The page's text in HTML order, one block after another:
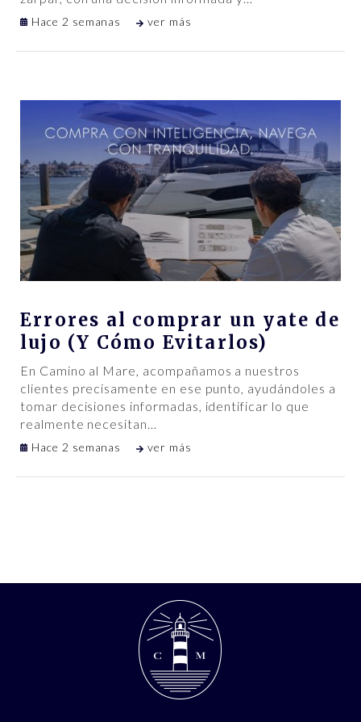
Hace 2 semanas ver más
Errores al comprar un yate de
lujo (Y Cómo Evitarlos)
En Camino al Mare, acompañamos a nuestros
clientes precisamente en ese punto, ayudándoles a
tomar decisiones informadas, identificar lo que
realmente necesitan…
Hace 2 semanas ver más